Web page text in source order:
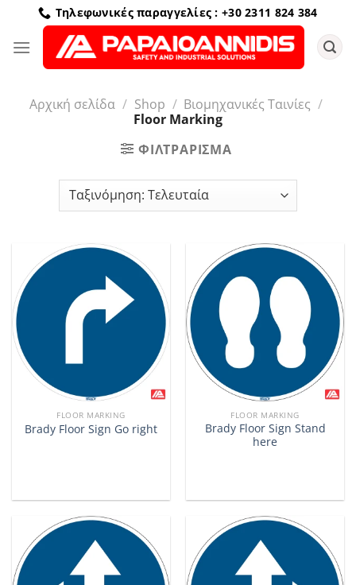
Μετάβαση
περιεχόμενο
Τηλεφωνικές παραγγελίες : +30 2311 824 384
Αρχική σελίδα / Shop / Βιομηχανικές Ταινίες /
Floor Marking
ΦΙΛΤΡΆΡΙΣΜΑ
FLOOR MARKING
Brady Floor Sign Go right
FLOOR MARKING
Brady Floor Sign Stand
here